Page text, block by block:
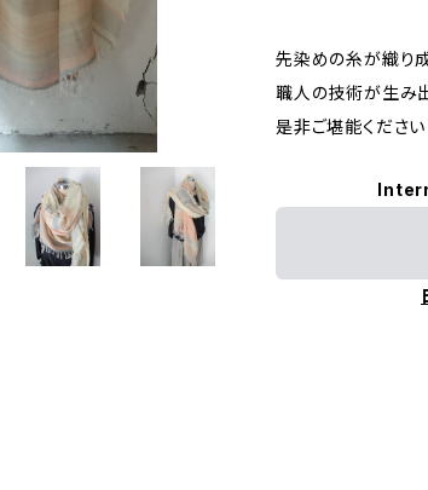
先染めの糸が織り
職人の技術が生み
是非ご堪能ください